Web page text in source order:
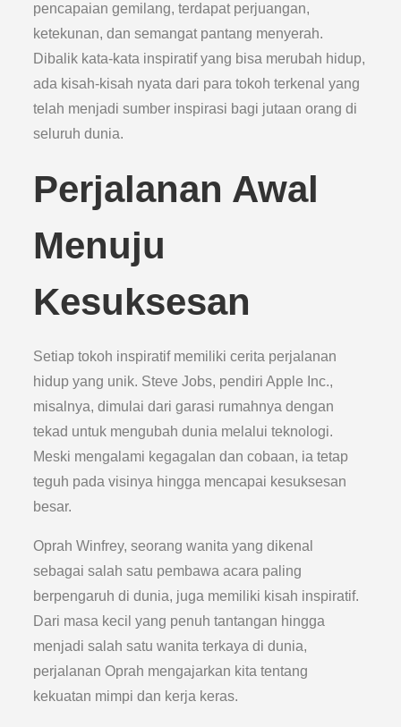
pencapaian gemilang, terdapat perjuangan,
ketekunan, dan semangat pantang menyerah.
Dibalik kata-kata inspiratif yang bisa merubah hidup,
ada kisah-kisah nyata dari para tokoh terkenal yang
telah menjadi sumber inspirasi bagi jutaan orang di
seluruh dunia.
Perjalanan Awal
Menuju
Kesuksesan
Setiap tokoh inspiratif memiliki cerita perjalanan
hidup yang unik. Steve Jobs, pendiri Apple Inc.,
misalnya, dimulai dari garasi rumahnya dengan
tekad untuk mengubah dunia melalui teknologi.
Meski mengalami kegagalan dan cobaan, ia tetap
teguh pada visinya hingga mencapai kesuksesan
besar.
Oprah Winfrey, seorang wanita yang dikenal
sebagai salah satu pembawa acara paling
berpengaruh di dunia, juga memiliki kisah inspiratif.
Dari masa kecil yang penuh tantangan hingga
menjadi salah satu wanita terkaya di dunia,
perjalanan Oprah mengajarkan kita tentang
kekuatan mimpi dan kerja keras.